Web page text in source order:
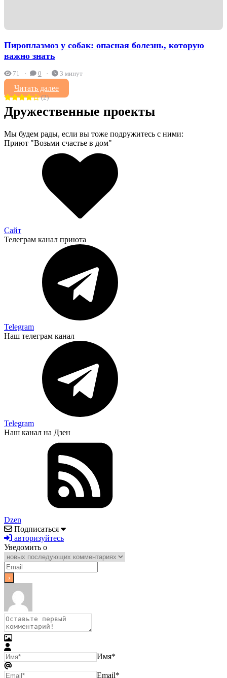
Пироплазмоз у собак: опасная болезнь, которую
важно знать
71 0 3 минут
Читать далее
(2)
Дружественные проекты
Мы будем рады, если вы тоже подружитесь с ними:
Приют "Возьми счастье в дом"
Сайт
Телеграм канал приюта
Telegram
Наш телеграм канал
Telegram
Наш канал на Дзен
Dzen
Подписаться
авторизуйтесь
Уведомить о
Имя*
Email*